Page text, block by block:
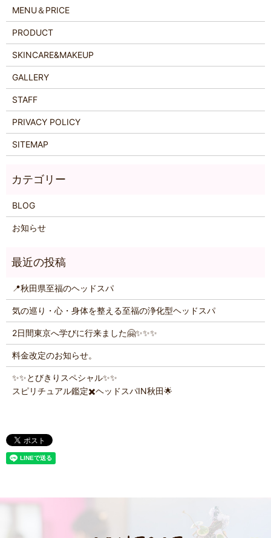
MENU＆PRICE
PRODUCT
SKINCARE&MAKEUP
GALLERY
STAFF
PRIVACY POLICY
SITEMAP
BLOG
お知らせ
📍秋田県至福のヘッドスパ
気の巡り・心・身体を整える至福の浄化型ヘッドスパ
2日間東京へ学びに行来ました🤗✨️✨️✨️
料金改定のお知らせ。
✨️✨️とびきりスペシャル✨️✨️
スピリチュアル鑑定✖️ヘッドスパIN秋田🌟